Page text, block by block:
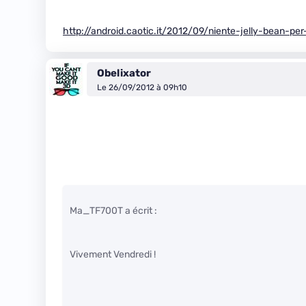
http://android.caotic.it/2012/09/niente-jelly-bean-
Obelixator
Le 26/09/2012 à 09h10
Ma_TF700T a écrit :
Vivement Vendredi !